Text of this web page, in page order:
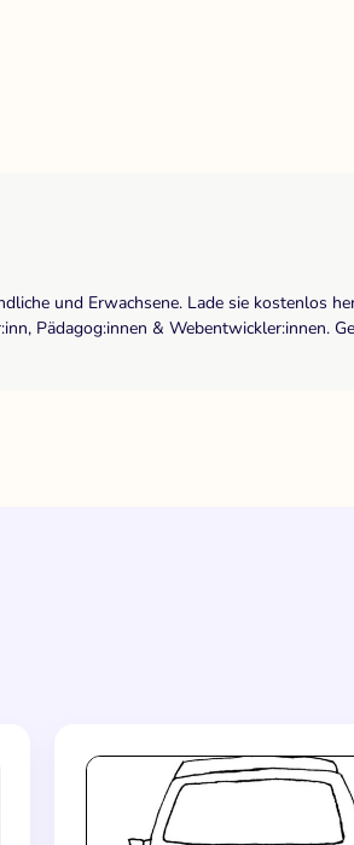
und Erwachsene. Lade sie kostenlos
Pädagog:innen &